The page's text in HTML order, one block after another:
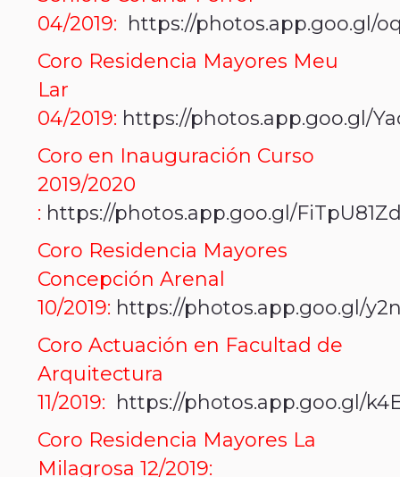
04/2019: https://photos.app.goo.gl/
Coro Residencia Mayores Meu
Lar
04/2019: https://photos.app.goo.gl/
Coro en Inauguración Curso
2019/2020
: https://photos.app.goo.gl/
Coro Residencia Mayores
Concepción Arenal
10/2019: https://photos.app.goo.gl/
Coro Actuación en Facultad de
Arquitectura
11/2019: https://photos.app.goo.gl/
Coro Residencia Mayores La
Milagrosa 12/2019: